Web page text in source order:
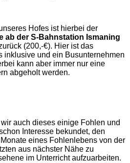
Hofes ist hierbei der
ab der S-Bahnstation Ismaning
(200,-€). Hier ist das
inklusive und ein Busunternehmen
kann aber immer nur eine
abgeholt werden.
auch dieses einige Fohlen und
Interesse bekundet, den
eines Fohlenlebens von der
aus nächster Nähe zu
im Unterricht aufzuarbeiten.